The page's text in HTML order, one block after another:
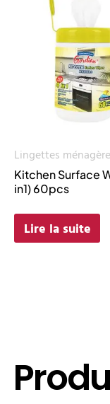
Lingettes
Kitchen Surface
in1) 60pcs
Lire la suite